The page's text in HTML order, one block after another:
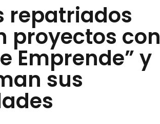
repatriados
proyectos con
Emprende” y
sus